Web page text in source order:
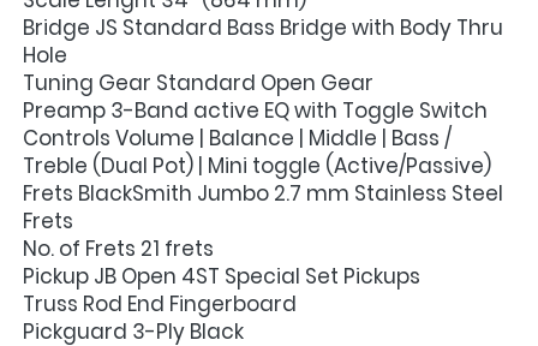
Bridge JS Standard Bass Bridge with Body Thru
Hole
Tuning Gear Standard Open Gear
Preamp 3-Band active EQ with Toggle Switch
Controls Volume | Balance | Middle | Bass /
Treble (Dual Pot) | Mini toggle (Active/Passive)
Frets BlackSmith Jumbo 2.7 mm Stainless Steel
Frets
No. of Frets 21 frets
Pickup JB Open 4ST Special Set Pickups
Truss Rod End Fingerboard
Pickguard 3-Ply Black